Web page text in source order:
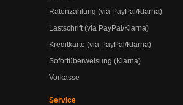
Ratenzahlung (via PayPal/Klarna)
Lastschrift (via PayPal/Klarna)
Kreditkarte (via PayPal/Klarna)
Sofortüberweisung (Klarna)
Vorkasse
Service